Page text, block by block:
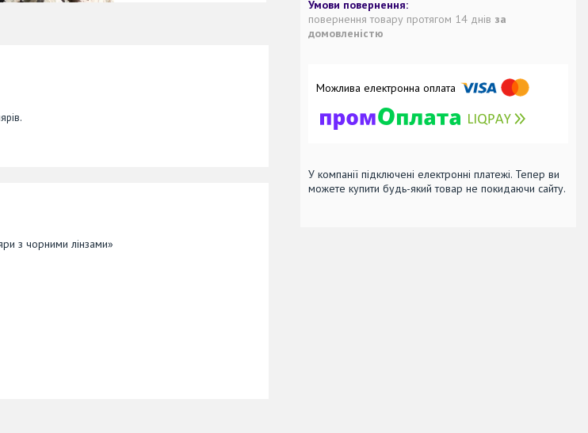
з чорними лінзами»
повернення товару протягом 14 днів за
домовленістю
У компанії підключені електронні платежі. Тепер ви
можете купити будь-який товар не покидаючи сайту.